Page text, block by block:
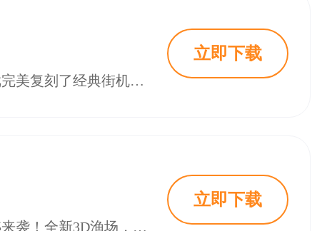
指尖捕鱼高爆版最新版本2025是一款充满乐趣与挑战的休闲捕鱼类手游。游戏完美复刻了经典街机捕鱼的玩法，同时融入了多样化的捕鱼模式和新颖的游戏元素，让玩家在指尖就能体验到捕鱼的无限乐趣。快来18183下载~
立即下载
一场令人心跳加速的捕鱼冒险即将揭开序幕！捕鱼炸翻天修仙捕鱼最新版震撼来袭！全新3D渔场，超强美术表现力，震撼的视听盛宴！姚记出品官方正版，金币福利再升级！！快来《捕鱼炸翻天》这个充满魅力的捕鱼世界里找到属于自己的快乐。
立即下载